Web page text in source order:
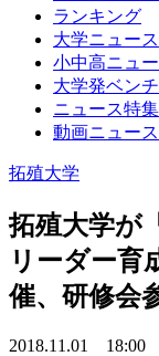
ランキング
大学ニュース
小中高ニュ
大学発ベン
ニュース特集
動画ニュース
拓殖大学
拓殖大学が
リーダー育
催、研修会
2018.11.01 18:00